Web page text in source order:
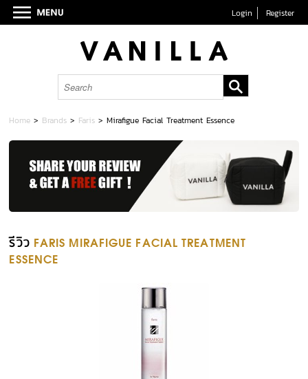
Login Register
Home > Brands > Faris >Mirafigue Facial Treatment Essence
รีวิว FARIS MIRAFIGUE FACIAL TREATMENT
ESSENCE